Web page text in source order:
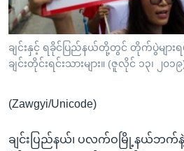
အ
ညွန်း
စာမျက်နှာ
သို့
ကြည့်
ရှာဖွေ
သုတပဒေသာ အင်္ဂလိပ်စာ
Learning English
ဗွီအိုအေ လူမှုကွန်ယက်များ
ဘာသာစကားများ
ချင်းနှင့် ရခိုင်ပြည်နယ်တို့တွင် တိုက်ပွဲများ
ချင်းတိုင်းရင်းသားများ။ (ဇူလိုင် ၁၃၊ ၂၀၁၉
(Zawgyi/Unicode)
ချင်းပြည်နယ်၊ ပလက်ဝမြို့နယ်ဘက်နဲ့